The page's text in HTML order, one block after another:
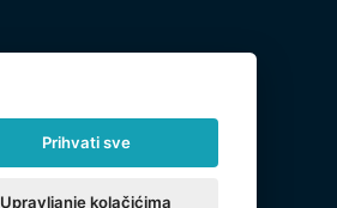
Prihvati sve
Upravljanje kolačićima